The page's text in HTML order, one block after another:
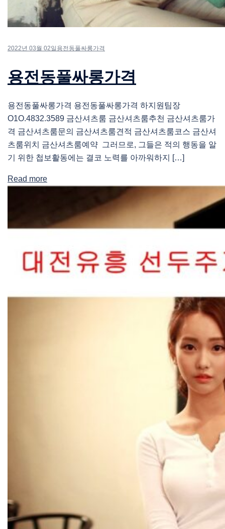
2022년 03월 02일 용전동풀싸롱가격
용전동풀싸롱가격
용전동풀싸롱가격 용전동풀싸롱가격 하지원팀장
O1O.4832.3589 금산셔츠룸 금산셔츠룸추천 금산셔츠룸가
격 금산셔츠룸문의 금산셔츠룸견적 금산셔츠룸코스 금산셔
츠룸위치 금산셔츠룸예약 그러므로, 그들은 적의 행동을 알
기 위한 첩보활동에는 결코 노력를 아까워하지 […]
Read more